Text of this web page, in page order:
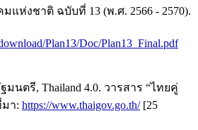
แห่งชาติ ฉบับที่ 13 (พ.ศ. 2566 - 2570).
Plan13/Doc/Plan13_Final.pdf
นตรี, Thailand 4.0. วารสาร “ไทยคู่
า: https://www.thaigov.go.th/[25